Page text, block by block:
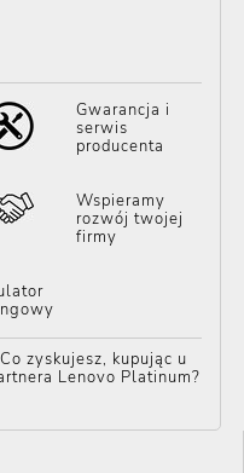
Gwarancja i
serwis
producenta
Wspieramy
rozwój twojej
firmy
Co zyskujesz, kupując u
Lenovo Platinum?